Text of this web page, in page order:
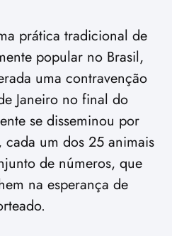
prática tradicional de
popular no Brasil,
uma contravenção
Janeiro no final do
se disseminou por
um dos 25 animais
de números, que
na esperança de